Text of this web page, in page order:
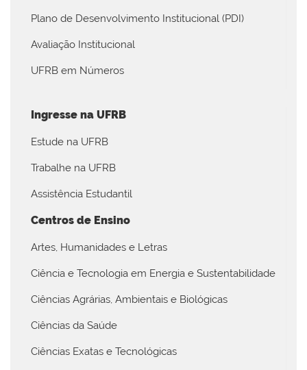
Plano de Desenvolvimento Institucional (PDI)
Avaliação Institucional
UFRB em Números
Ingresse na UFRB
Estude na UFRB
Trabalhe na UFRB
Assistência Estudantil
Centros de Ensino
Artes, Humanidades e Letras
Ciência e Tecnologia em Energia e Sustentabilidade
Ciências Agrárias, Ambientais e Biológicas
Ciências da Saúde
Ciências Exatas e Tecnológicas